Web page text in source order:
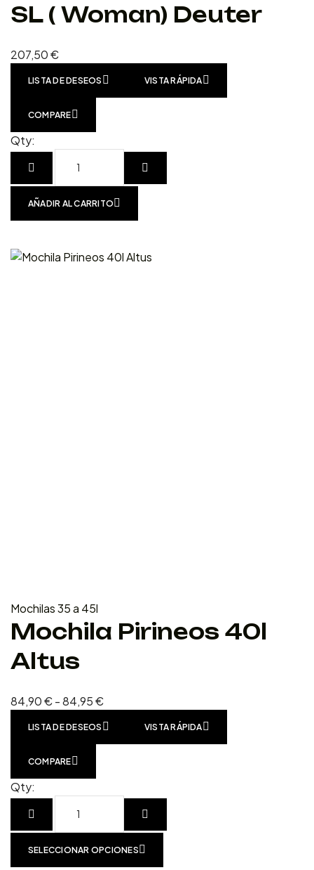
SL ( Woman) Deuter
207,50€
LISTA DE DESEOS VISTA RÁPIDA
COMPARE
Qty:
AÑADIR AL CARRITO
Mochilas 35 a 45l
Mochila Pirineos 40l
Altus
84,90€-84,95€
LISTA DE DESEOS VISTA RÁPIDA
COMPARE
Qty:
SELECCIONAR OPCIONES